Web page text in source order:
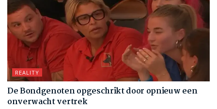
REALITY
De Bondgenoten opgeschrikt door opnieuw een
onverwacht vertrek